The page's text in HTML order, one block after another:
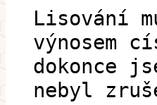
Lisování
výnosem
dokonce
nebyl